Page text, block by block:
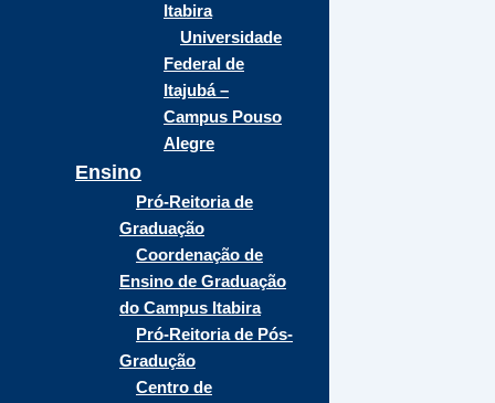
Itabira
Universidade
Federal de
Itajubá –
Campus Pouso
Alegre
Ensino
Pró-Reitoria de
Graduação
Coordenação de
Ensino de Graduação
do Campus Itabira
Pró-Reitoria de Pós-
Gradução
Centro de